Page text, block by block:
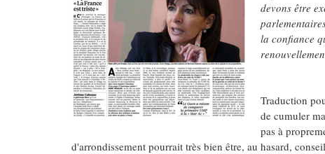
devons être
la confiance
Traduction
de cumuler
pas à
d'arrondissement pourrait très bien être, au hasard,